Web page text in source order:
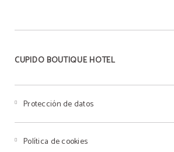
CUPIDO BOUTIQUE HOTEL
Protección de datos
Política de cookies